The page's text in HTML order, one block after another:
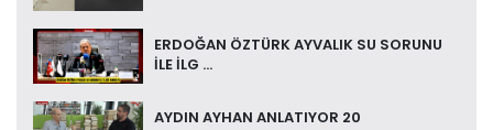
ERDOĞAN ÖZTÜRK AYVALIK SU SORUNU
İLE İLG ...
AYDIN AYHAN ANLATIYOR 20